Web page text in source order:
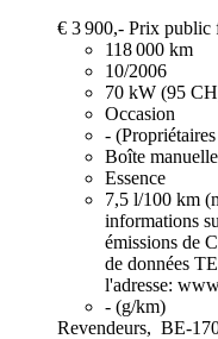
€ 3 900,- Prix public
118 000 km
10/2006
70 kW (95
Occasion
-
Boîte manuelle
Essence
7,5 l/100 km
informations
émissions de
de données
l'adresse:
- (g/km)
Revendeurs, BE-